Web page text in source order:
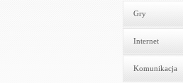
Gry
Internet
Komunikacja